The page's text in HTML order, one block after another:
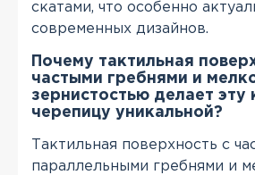
скатами, что особенно
современных дизайнов.
Почему тактильная
частыми гребнями и
зернистостью делает
черепицу уникальной?
Тактильная поверхность с
параллельными гребнями и